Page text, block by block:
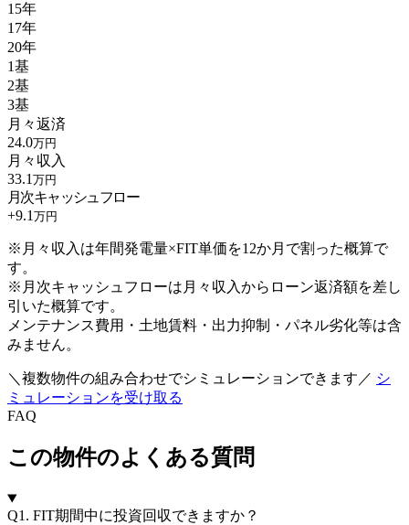
15年
17年
20年
1基
2基
3基
月々返済
24.0万円
月々収入
33.1万円
月次キャッシュフロー
+9.1万円
※月々収入は年間発電量×FIT単価を12か月で割った概算で
す。
※月次キャッシュフローは月々収入からローン返済額を差し
引いた概算です。
メンテナンス費用・土地賃料・出力抑制・パネル劣化等は含
みません。
＼複数物件の組み合わせでシミュレーションできます／ シ
ミュレーションを受け取る
FAQ
この物件のよくある質問
Q1. FIT期間中に投資回収できますか？